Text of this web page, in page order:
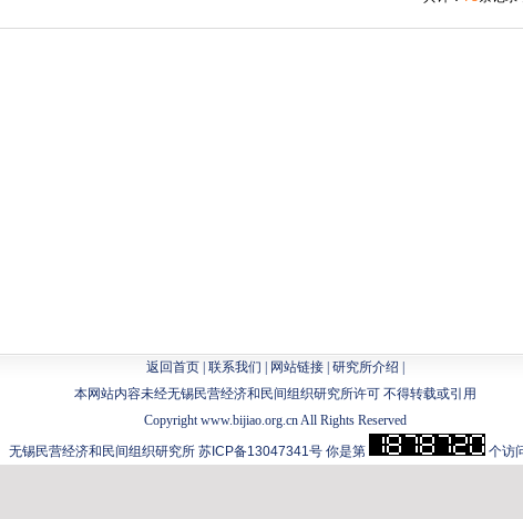
返回首页| 联系我们 网站链接| 研究所介绍
本网站内容未经无锡民营经济和民间组织研究所许可 不得转载或引用
Copyright www.bijiao.org.cn All Rights Reserved
无锡民营经济和民间组织研究所 苏ICP备13047341号你是第 个访